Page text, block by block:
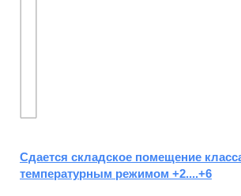
Сдается складское помещение
температурным режимом +2....+6